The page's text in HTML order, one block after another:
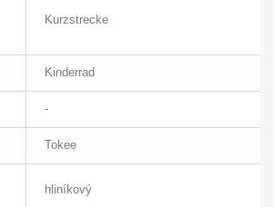
Kurzstrecke
Kinderrad
-
Tokee
hliníkový